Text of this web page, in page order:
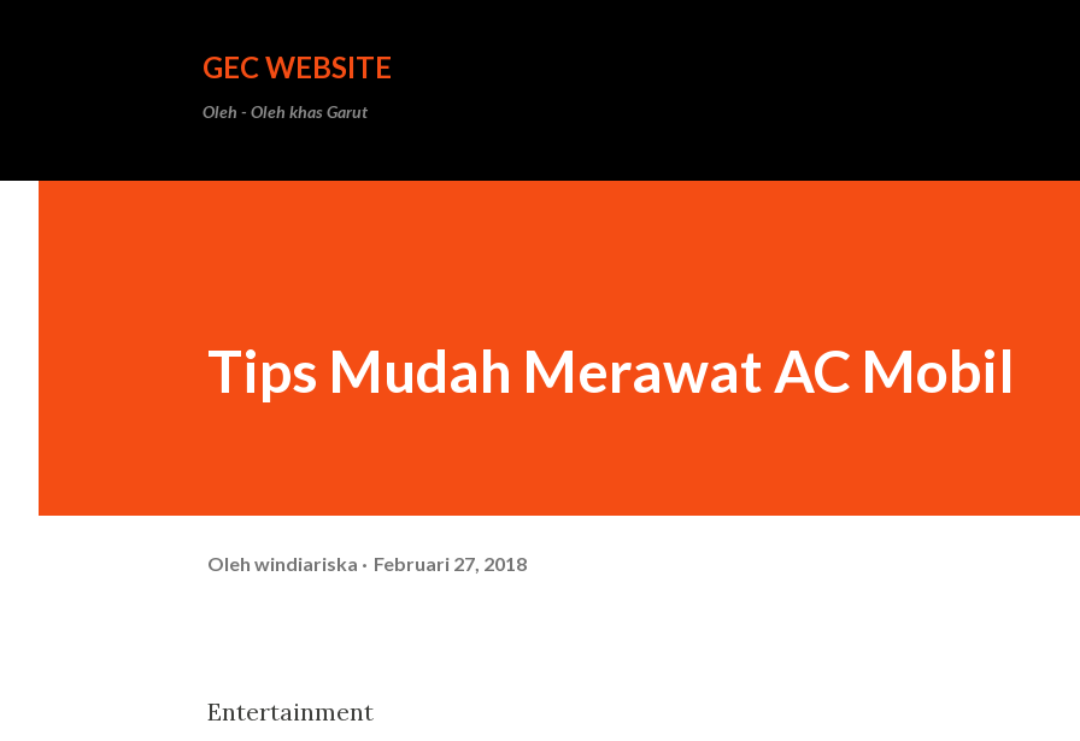
GEC WEBSITE
Oleh - Oleh khas Garut
Tips Mudah Merawat AC Mobil
Oleh windiariska Februari 27, 2018
Entertainment